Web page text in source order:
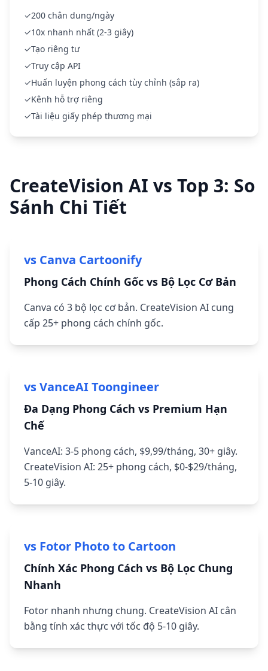
✓200 chân dung/ngày
✓10x nhanh nhất (2-3 giây)
✓Tạo riêng tư
✓Truy cập API
✓Huấn luyện phong cách tùy chỉnh (sắp ra)
✓Kênh hỗ trợ riêng
✓Tài liệu giấy phép thương mại
CreateVision AI vs Top 3: So
Sánh Chi Tiết
vs Canva Cartoonify
Phong Cách Chính Gốc vs Bộ Lọc Cơ Bản
Canva có 3 bộ lọc cơ bản. CreateVision AI cung
cấp 25+ phong cách chính gốc.
vs VanceAI Toongineer
Đa Dạng Phong Cách vs Premium Hạn
Chế
VanceAI: 3-5 phong cách, $9,99/tháng, 30+ giây.
CreateVision AI: 25+ phong cách, $0-$29/tháng,
5-10 giây.
vs Fotor Photo to Cartoon
Chính Xác Phong Cách vs Bộ Lọc Chung
Nhanh
Fotor nhanh nhưng chung. CreateVision AI cân
bằng tính xác thực với tốc độ 5-10 giây.